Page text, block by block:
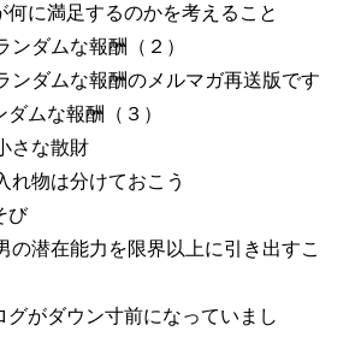
何に満足するのかを考えること
ンダムな報酬（２）
ンダムな報酬のメルマガ再送版です
ムな報酬（３）
さな散財
れ物は分けておこう
び
の潜在能力を限界以上に引き出すこ
グがダウン寸前になっていまし